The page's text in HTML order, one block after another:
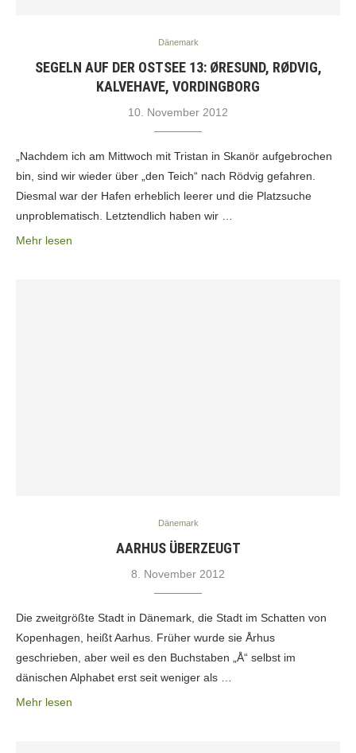
Dänemark
SEGELN AUF DER OSTSEE 13: ØRESUND, RØDVIG,
KALVEHAVE, VORDINGBORG
10. November 2012
„Nachdem ich am Mittwoch mit Tristan in Skanör aufgebrochen
bin, sind wir wieder über „den Teich“ nach Rödvig gefahren.
Diesmal war der Hafen erheblich leerer und die Platzsuche
unproblematisch. Letztendlich haben wir …
Mehr lesen
Dänemark
AARHUS ÜBERZEUGT
8. November 2012
Die zweitgrößte Stadt in Dänemark, die Stadt im Schatten von
Kopenhagen, heißt Aarhus. Früher wurde sie Århus
geschrieben, aber weil es den Buchstaben „Å“ selbst im
dänischen Alphabet erst seit weniger als …
Mehr lesen